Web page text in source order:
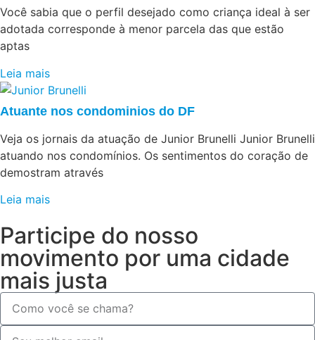
Você sabia que o perfil desejado como criança ideal à ser
adotada corresponde à menor parcela das que estão
aptas
Leia mais
Atuante nos condominios do DF
Veja os jornais da atuação de Junior Brunelli Junior Brunelli
atuando nos condomínios. Os sentimentos do coração de
demostram através
Leia mais
Participe do nosso
movimento por uma cidade
mais justa